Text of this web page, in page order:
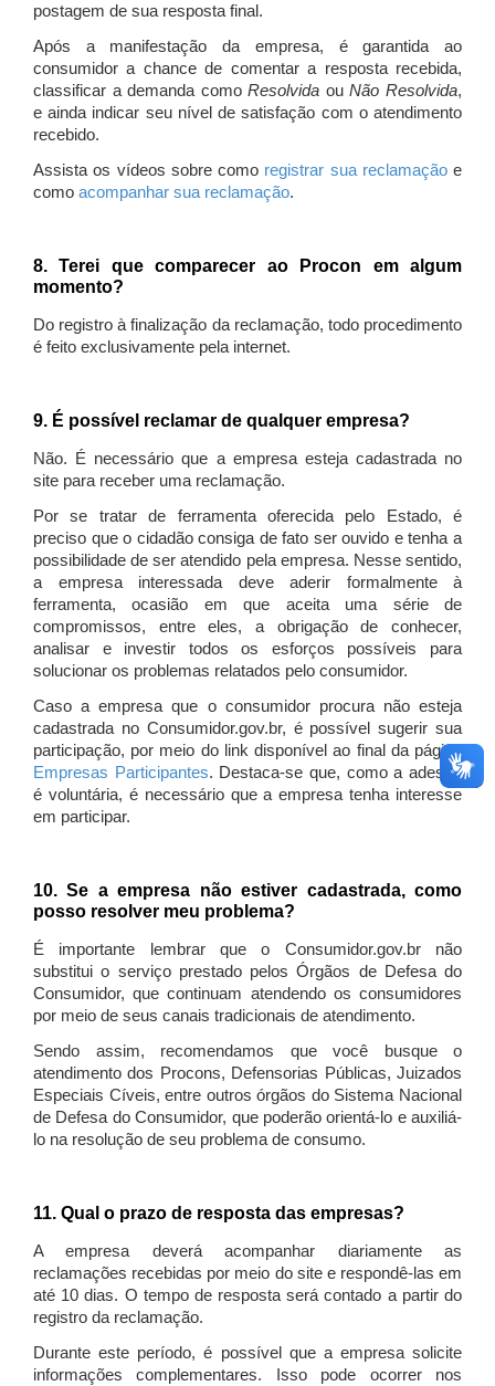
postagem de sua resposta final.
Após a manifestação da empresa, é garantida ao
consumidor a chance de comentar a resposta recebida,
classificar a demanda comoResolvida ouNão Resolvida,
e ainda indicar seu nível de satisfação com o atendimento
recebido.
Assista os vídeos sobre como registrar sua reclamaçãoe
como acompanhar sua reclamação.
8. Terei que comparecer ao Procon em algum
momento?
Do registro à finalização da reclamação, todo procedimento
é feito exclusivamente pela internet.
9. É possível reclamar de qualquer empresa?
Não. É necessário que a empresa esteja cadastrada no
site para receber uma reclamação.
Por se tratar de ferramenta oferecida pelo Estado, é
preciso que o cidadão consiga de fato ser ouvido e tenha a
possibilidade de ser atendido pela empresa. Nesse sentido,
a empresa interessada deve aderir formalmente à
ferramenta, ocasião em que aceita uma série de
compromissos, entre eles, a obrigação de conhecer,
analisar e investir todos os esforços possíveis para
solucionar os problemas relatados pelo consumidor.
Caso a empresa que o consumidor procura não esteja
cadastrada no Consumidor.gov.br, é possível sugerir sua
participação, por meio do link disponível ao final da página
Empresas Participantes. Destaca-se que, como a adesão
é voluntária, é necessário que a empresa tenha interesse
em participar.
10. Se a empresa não estiver cadastrada, como
posso resolver meu problema?
É importante lembrar que o Consumidor.gov.br não
substitui o serviço prestado pelos Órgãos de Defesa do
Consumidor, que continuam atendendo os consumidores
por meio de seus canais tradicionais de atendimento.
Sendo assim, recomendamos que você busque o
atendimento dos Procons, Defensorias Públicas, Juizados
Especiais Cíveis, entre outros órgãos do Sistema Nacional
de Defesa do Consumidor, que poderão orientá-lo e auxiliá-
lo na resolução de seu problema de consumo.
11. Qual o prazo de resposta das empresas?
A empresa deverá acompanhar diariamente as
reclamações recebidas por meio do site e respondê-las em
até 10 dias. O tempo de resposta será contado a partir do
registro da reclamação.
Durante este período, é possível que a empresa solicite
informações complementares. Isso pode ocorrer nos